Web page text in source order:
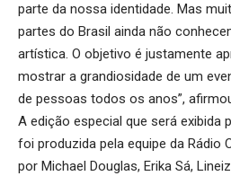
parte da nossa identidade. Mas
partes do Brasil ainda não
artística. O objetivo é justamente
mostrar a grandiosidade de um
de pessoas todos os anos”,
A edição especial que será exibida
foi produzida pela equipe da Rádio
por Michael Douglas, Erika Sá,